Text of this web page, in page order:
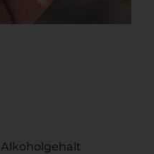
Alkoholgehalt